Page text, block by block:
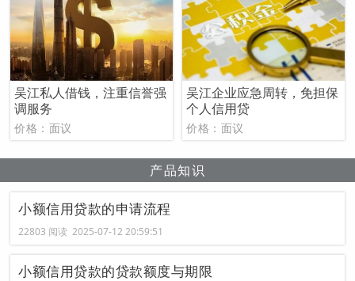
吴江私人借钱，注重信誉强
调服务
价格：面议
吴江企业应急周转，免担保
个人信用贷
价格：面议
产品知识
小额信用贷款的申请流程
22803 阅读 2025-07-12 20:59:51
小额信用贷款的贷款额度与期限